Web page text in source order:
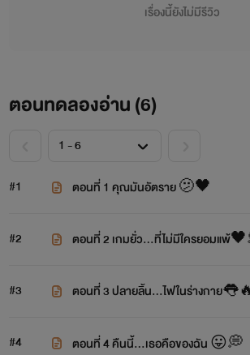
เรื่องนี้ยังไม่มีรีวิว
ตอนทดลองอ่าน (6)
#1 ตอนที่ 1 คุณมันอัตราย 🫤🖤
#2 ตอนที่ 2 เกมยั่ว...ที่ไม่มีใครยอมแพ้
#3 ตอนที่ 3 ปลายลิ้น...ไฟในร่างกาย
#4 ตอนที่ 4 คืนนี้...เธอคือของฉัน 😛💭